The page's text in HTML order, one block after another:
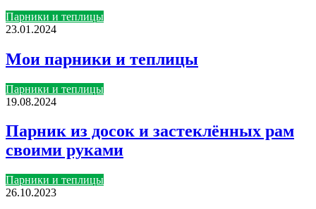
Парники и теплицы
23.01.2024
Мои парники и теплицы
Парники и теплицы
19.08.2024
Парник из досок и застеклённых рам
своими руками
Парники и теплицы
26.10.2023